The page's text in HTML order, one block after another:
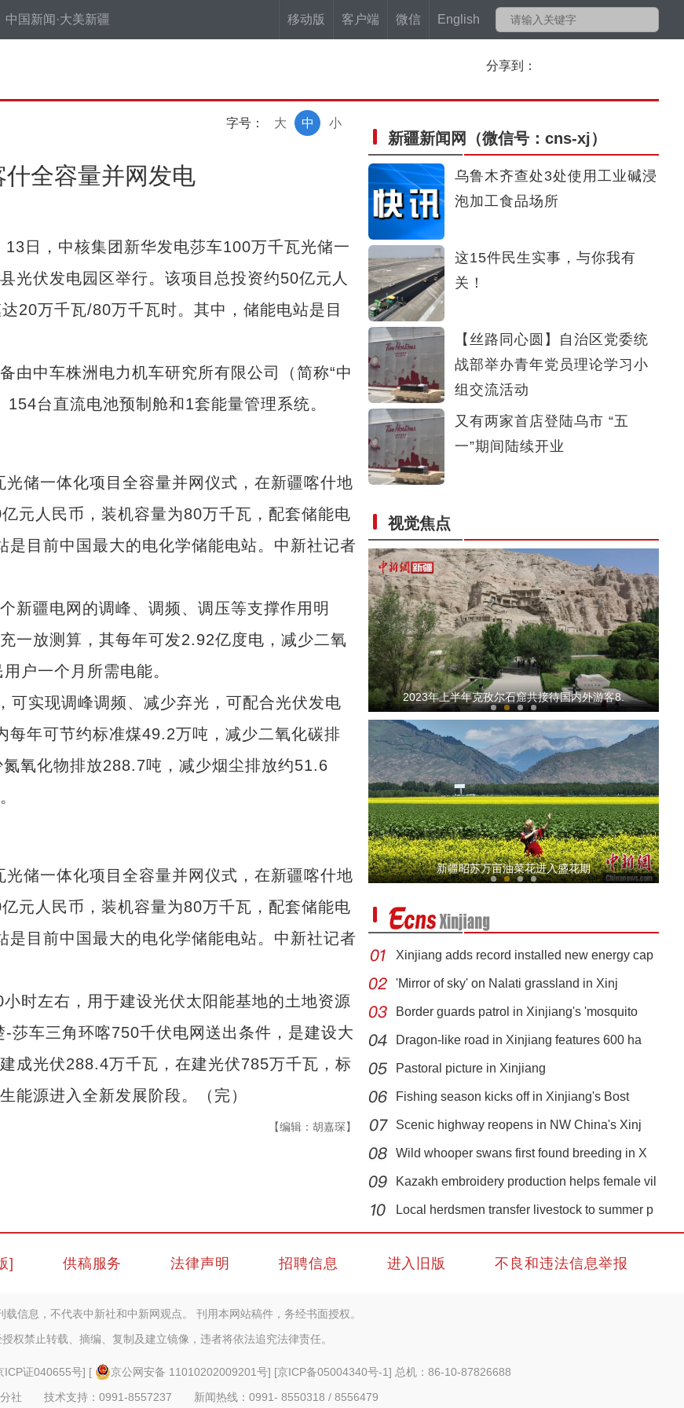
移动版 客户端 微信 English
中国新闻·大美新疆
分享到：
字号： 小
中
大
全容量并网发电
日，中核集团新华发电莎车100万千瓦光储一
光伏发电园区举行。该项目总投资约50亿元人
20万千瓦/80万千瓦时。其中，储能电站是目
中车株洲电力机车研究所有限公司（简称“中
台直流电池预制舱和1套能量管理系统。
一体化项目全容量并网仪式，在新疆喀什地
元人民币，装机容量为80万千瓦，配套储能电
目前中国最大的电化学储能电站。中新社记者
疆电网的调峰、调频、调压等支撑作用明
一放测算，其每年可发2.92亿度电，减少二氧
户一个月所需电能。
实现调峰调频、减少弃光，可配合光伏发电
年可节约标准煤49.2万吨，减少二氧化碳排
氧化物排放288.7吨，减少烟尘排放约51.6
一体化项目全容量并网仪式，在新疆喀什地
元人民币，装机容量为80万千瓦，配套储能电
目前中国最大的电化学储能电站。中新社记者
左右，用于建设光伏太阳能基地的土地资源
车三角环喀750千伏电网送出条件，是建设大
成光伏288.4万千瓦，在建光伏785万千瓦，标
能源进入全新发展阶段。（完）
【编辑：胡嘉琛】
新疆新闻网 （微信号：cns-xj）
乌鲁木齐查处3处使用工业碱浸
泡加工食品场所
这15件民生实事，与你我有
关！
【丝路同心圆】自治区党委统
战部举办青年党员理论学习小
组交流活动
又有两家首店登陆乌市 “五
一”期间陆续开业
视觉焦点
新疆沙雅县：升级农家乐 带火乡村游
昌吉国家农高区老龙河西瓜种植基地2.87万亩
2023年上半年克孜尔石窟共接待国内外游客8.
新疆沙雅县：发展特色种植 拓宽增收渠道
昌吉国家农高区老龙河西瓜种植基地2.87万亩
新疆昭苏万亩油菜花进入盛花期
Xinjiang adds record installed new energy cap
'Mirror of sky' on Nalati grassland in Xinj
Border guards patrol in Xinjiang's 'mosquito
Dragon-like road in Xinjiang features 600 ha
Pastoral picture in Xinjiang
Fishing season kicks off in Xinjiang's Bost
Scenic highway reopens in NW China's Xinj
Wild whooper swans first found breeding in X
Kazakh embroidery production helps female vil
Local herdsmen transfer livestock to summer p
] 供稿服务 法律声明 招聘信息 进入旧版 不良和违法信息举报
载信息，不代表中新社和中新网观点。 刊用本网站稿件，务经书面授权。
授权禁止转载、摘编、复制及建立镜像，违者将依法追究法律责任。
ICP证040655号] [ 京公网安备 11010202009201号] [京ICP备05004340号-1] 总机：86-10-87826688
分社 技术支持：0991-8557237 新闻热线：0991- 8550318 / 8556479